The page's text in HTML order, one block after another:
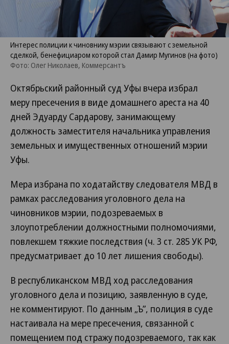
Интерес полиции к чиновнику мэрии связывают с земельной
сделкой, бенефициаром которой стал Дамир Мугинов (на фото)
Фото: Олег Николаев, Коммерсантъ
Октябрьский районный суд Уфы вчера избрал
меру пресечения в виде домашнего ареста на 40
дней Эдуарду Сардарову, занимающему
должность заместителя начальника управления
земельных и имущественных отношений мэрии
Уфы.
Мера избрана по ходатайству следователя МВД в
рамках расследования уголовного дела на
чиновников мэрии, подозреваемых в
злоупотреблении должностными полномочиями,
повлекшем тяжкие последствия (ч. 3 ст. 285 УК РФ,
предусматривает до 10 лет лишения свободы).
В республиканском МВД ход расследования
уголовного дела и позицию, заявленную в суде,
не комментируют. По данным „Ъ”, полиция в суде
настаивала на мере пресечения, связанной с
помещением под стражу подозреваемого, так как